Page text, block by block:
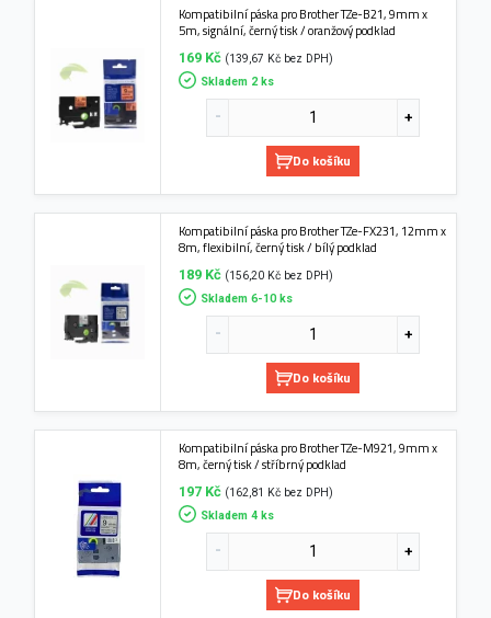
Kompatibilní páska pro Brother TZe-B21, 9mm x
5m, signální, černý tisk / oranžový podklad
169 Kč (139,67 Kč bez DPH)
Skladem 2 ks
Do košíku
Kompatibilní páska pro Brother TZe-FX231, 12mm x
8m, flexibilní, černý tisk / bílý podklad
189 Kč (156,20 Kč bez DPH)
Skladem 6-10 ks
Do košíku
Kompatibilní páska pro Brother TZe-M921, 9mm x
8m, černý tisk / stříbrný podklad
197 Kč (162,81 Kč bez DPH)
Skladem 4 ks
Do košíku